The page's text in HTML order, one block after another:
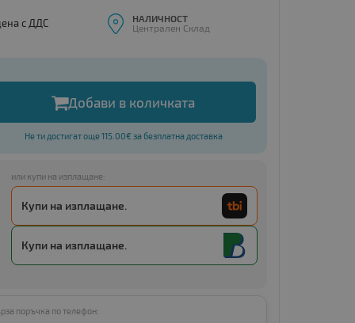
с ДДС
НАЛИЧНОСТ
Централен Склад
Добави в количката
Не ти достигат още 115.00€ за безплатна доставка
или купи на изплащане:
Купи с
Amount below minimum
Купи на изплащане.
Купи на изплащане.
поръчка по телефон: